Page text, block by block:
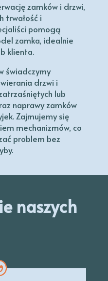
zamków i drzwi,
trwałość i
pomogą
zamka, idealnie
klienta.
świadczymy
drzwi i
lub
naprawy zamków
Zajmujemy się
mechanizmów, co
problem bez
naszych